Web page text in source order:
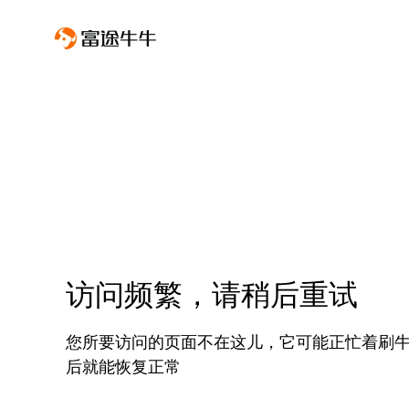
访问频繁，请稍后重试
您所要访问的页面不在这儿，它可能正忙着刷
后就能恢复正常